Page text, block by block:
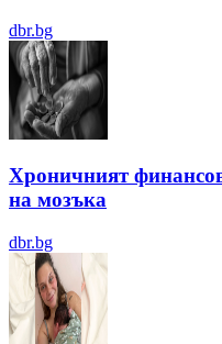
dbr.bg
Хроничният финансов
на мозъка
dbr.bg